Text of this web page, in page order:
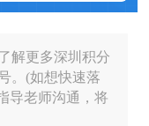
解更多深圳积分
。(如想快速落
导老师沟通，将